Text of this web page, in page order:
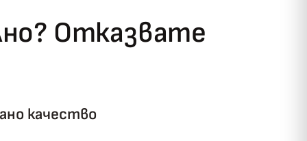
Отказвате
качество